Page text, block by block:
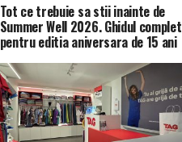
Tot ce trebuie sa stii inainte de
Summer Well 2026. Ghidul complet
pentru editia aniversara de 15 ani